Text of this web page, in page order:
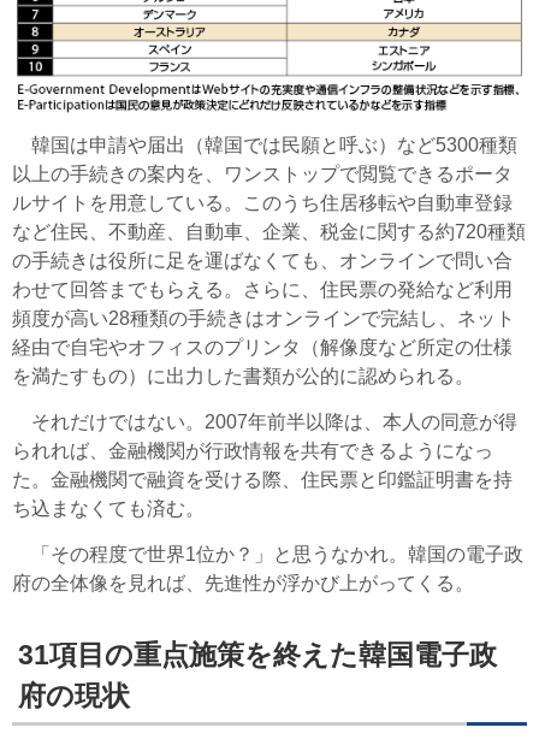
韓国は申請や届出（韓国では民願と呼ぶ）など5300種類
以上の手続きの案内を、ワンストップで閲覧できるポータ
ルサイトを用意している。このうち住居移転や自動車登録
など住民、不動産、自動車、企業、税金に関する約720種類
の手続きは役所に足を運ばなくても、オンラインで問い合
わせて回答までもらえる。さらに、住民票の発給など利用
頻度が高い28種類の手続きはオンラインで完結し、ネット
経由で自宅やオフィスのプリンタ（解像度など所定の仕様
を満たすもの）に出力した書類が公的に認められる。
それだけではない。2007年前半以降は、本人の同意が得
られれば、金融機関が行政情報を共有できるようになっ
た。金融機関で融資を受ける際、住民票と印鑑証明書を持
ち込まなくても済む。
「その程度で世界1位か？」と思うなかれ。韓国の電子政
府の全体像を見れば、先進性が浮かび上がってくる。
31項目の重点施策を終えた韓国電子政
府の現状